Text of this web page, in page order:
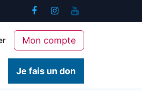
Mon compte
Je fais un don